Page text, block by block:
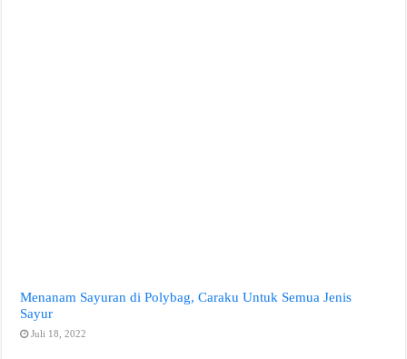
Menanam Sayuran di Polybag, Caraku Untuk Semua Jenis
Sayur
Juli 18, 2022